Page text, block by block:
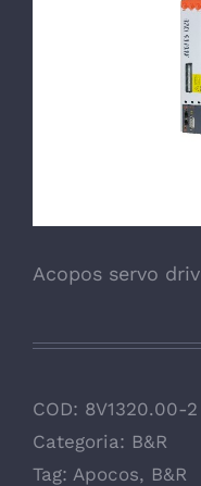
Acopos servo
COD: 8V1320.00-2
Categoria: B&R
Tag: Apocos, B&R